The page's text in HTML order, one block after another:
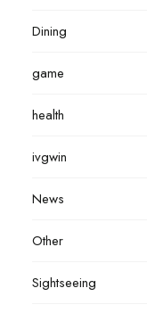
Dining
game
health
ivgwin
News
Other
Sightseeing